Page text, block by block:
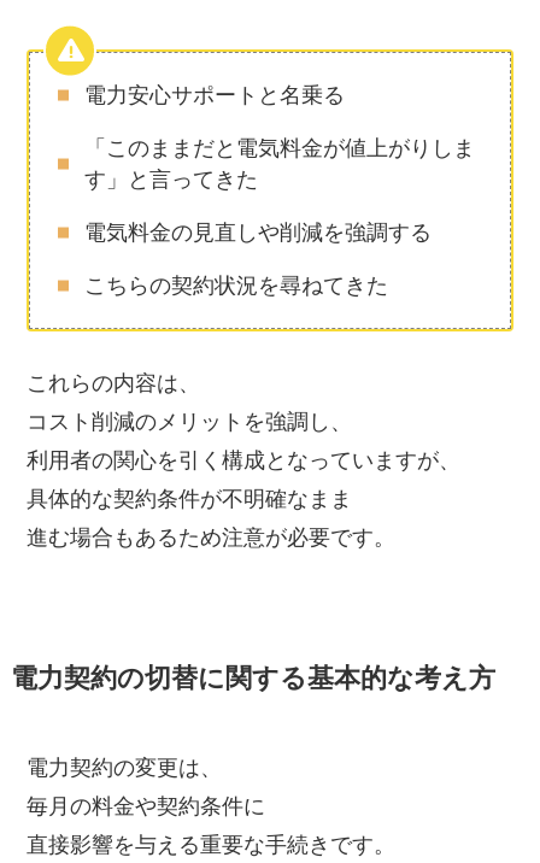
電力安心サポートと名乗る
「このままだと電気料金が値上がりしま
す」と言ってきた
電気料金の見直しや削減を強調する
こちらの契約状況を尋ねてきた
これらの内容は、
コスト削減のメリットを強調し、
利用者の関心を引く構成となっていますが、
具体的な契約条件が不明確なまま
進む場合もあるため注意が必要です。
電力契約の切替に関する基本的な考え方
電力契約の変更は、
毎月の料金や契約条件に
直接影響を与える重要な手続きです。